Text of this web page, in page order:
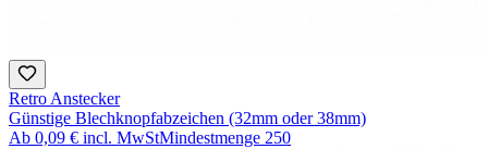
Retro Anstecker
Günstige Blechknopfabzeichen (32mm oder 38mm)
Ab 0,09 € incl. MwStMindestmenge 250